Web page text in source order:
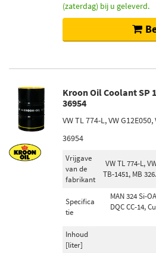
(zaterdag) bij u geleverd.
Kroon Oil Coolant SP
36954
VW TL 774-L, VW
36954
Vrijgave
van de
fabrikant
VW TL 774-L,
TB-1451, MB
Specifica
tie
MAN 324 Si-
DQC CC-14,
Inhoud
[liter]